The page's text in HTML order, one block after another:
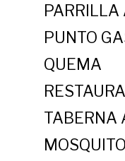
PARRILLA
PUNTO
QUEMA
TABERNA
MOSQUITO